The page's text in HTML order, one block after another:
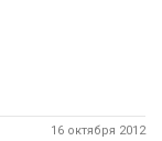
16 октября 2012